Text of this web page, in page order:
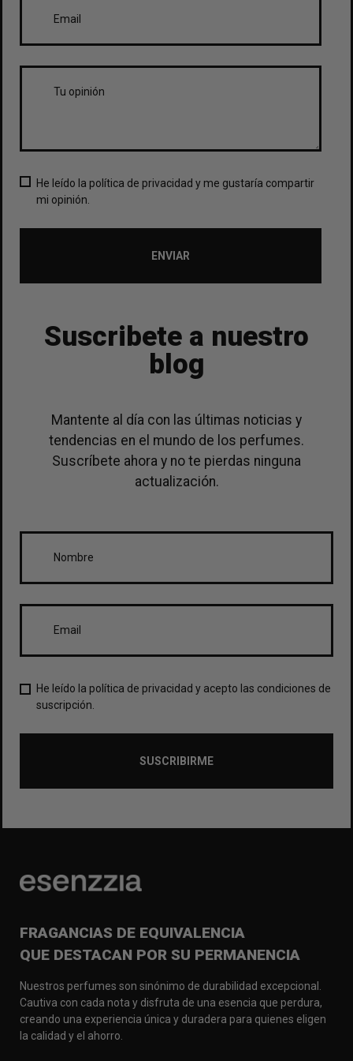
He leído la política de privacidad y me gustaría compartir
mi opinión.
ENVIAR
Suscribete a nuestro
blog
Mantente al día con las últimas noticias y
tendencias en el mundo de los perfumes.
Suscríbete ahora y no te pierdas ninguna
actualización.
He leído la política de privacidad y acepto las condiciones de
suscripción.
SUSCRIBIRME
FRAGANCIAS DE EQUIVALENCIA
QUE DESTACAN POR SU PERMANENCIA
Nuestros perfumes son sinónimo de durabilidad excepcional.
Cautiva con cada nota y disfruta de una esencia que perdura,
creando una experiencia única y duradera para quienes eligen
la calidad y el ahorro.